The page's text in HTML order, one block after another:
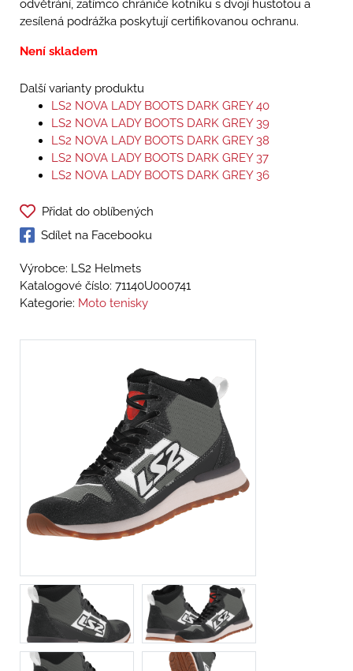
odvětrání, zatímco chrániče kotníku s dvojí hustotou a
zesílená podrážka poskytují certifikovanou ochranu.
Není skladem
Další varianty produktu
LS2 NOVA LADY BOOTS DARK GREY 40
LS2 NOVA LADY BOOTS DARK GREY 39
LS2 NOVA LADY BOOTS DARK GREY 38
LS2 NOVA LADY BOOTS DARK GREY 37
LS2 NOVA LADY BOOTS DARK GREY 36
Přidat do oblíbených
Sdílet na Facebooku
Výrobce: LS2 Helmets
Katalogové číslo: 71140U000741
Kategorie: Moto tenisky